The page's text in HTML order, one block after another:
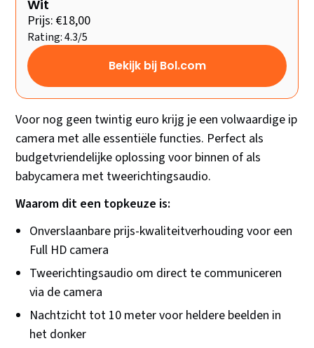
Wit
Prijs: €18,00
Rating: 4.3/5
Bekijk bij Bol.com
Voor nog geen twintig euro krijg je een volwaardige ip
camera met alle essentiële functies. Perfect als
budgetvriendelijke oplossing voor binnen of als
babycamera met tweerichtingsaudio.
Waarom dit een topkeuze is:
Onverslaanbare prijs-kwaliteitverhouding voor een
Full HD camera
Tweerichtingsaudio om direct te communiceren
via de camera
Nachtzicht tot 10 meter voor heldere beelden in
het donker